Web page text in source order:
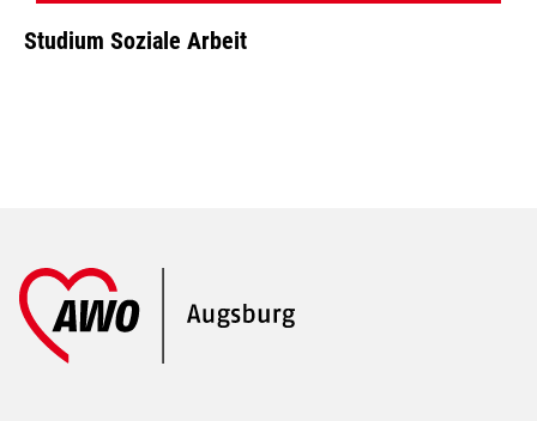
Studium Soziale Arbeit